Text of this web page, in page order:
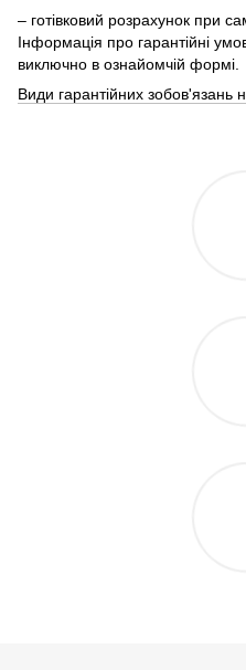
– готівковий розрахунок при
Інформація про гарантійні
виключно в ознайомчій формі.
Види гарантійних зобов'язань